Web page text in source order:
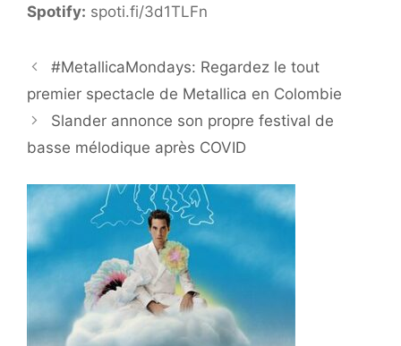
Spotify: spoti.fi/3d1TLFn
#MetallicaMondays: Regardez le tout
premier spectacle de Metallica en Colombie
Slander annonce son propre festival de
basse mélodique après COVID